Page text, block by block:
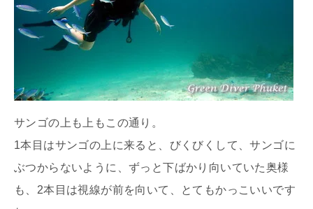
サンゴの上も上もこの通り。
1本目はサンゴの上に来ると、びくびくして、サンゴに
ぶつからないように、ずっと下ばかり向いていた奥様
も、2本目は視線が前を向いて、とてもかっこいいです